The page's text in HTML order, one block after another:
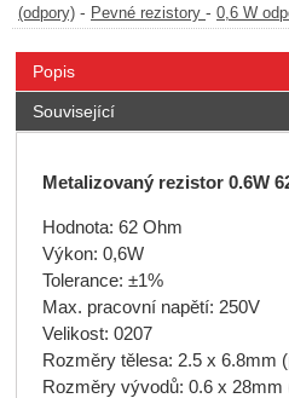
(odpory) - Pevné rezistory - 0,6 W
Popis
Související
Metalizovaný rezistor 0.6W
Hodnota: 62 Ohm
Výkon: 0,6W
Tolerance: ±1%
Max. pracovní napětí: 250V
Velikost: 0207
Rozměry tělesa: 2.5 x 6.8mm
Rozměry vývodů: 0.6 x 28mm